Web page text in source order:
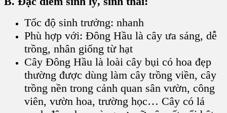
Tốc độ sinh trưởng: nhanh
Phù hợp với: Đông Hầu là cây ưa sáng, dễ
trồng, nhân giống từ hạt
Cây Đông Hầu là loài cây bụi có hoa đẹp
thường được dùng làm cây trồng viền, cây
trồng nền trong cảnh quan sân vườn, công
viên, vườn hoa, trường học… Cây có lá